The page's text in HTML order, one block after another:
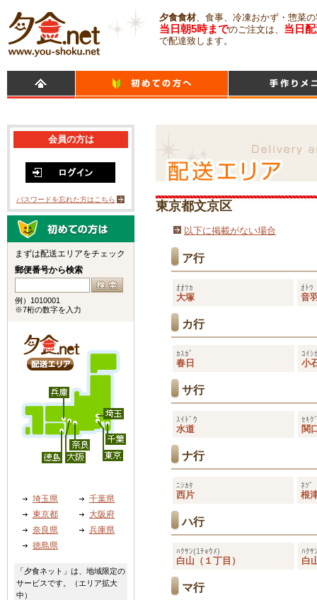
夕食食材、食事、冷凍おかず・惣菜
当日朝5時までのご注文は、 当日
で配達致します。
東京都文京区
以下に掲載がない場合
ア行
ｵｵﾂｶ
大塚
ｵﾄﾜ
音
カ行
ｶｽｶﾞ
春日
ｺｲｼ
小
サ行
ｽｲﾄﾞｳ
水道
ｾｷｸ
関
ナ行
ﾆｼｶﾀ
西片
ﾈﾂﾞ
根
ハ行
ﾊｸｻﾝ(1ﾁｮｳﾒ)
白山（１丁目）
ﾊｸｻ
白
マ行
会員の方は
パスワードを忘れた方はこちら
まずは配送エリアをチェック
郵便番号から検索
例）1010001
※7桁の数字を入力
埼玉県
千葉県
東京都
大阪府
奈良県
兵庫県
徳島県
「夕食ネット」は、地域限定の
サービスです。（エリア拡大
中）